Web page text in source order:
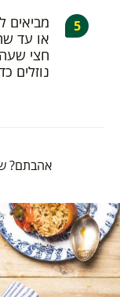
או עד
חצי שעה
נוזלים
אהבתם?